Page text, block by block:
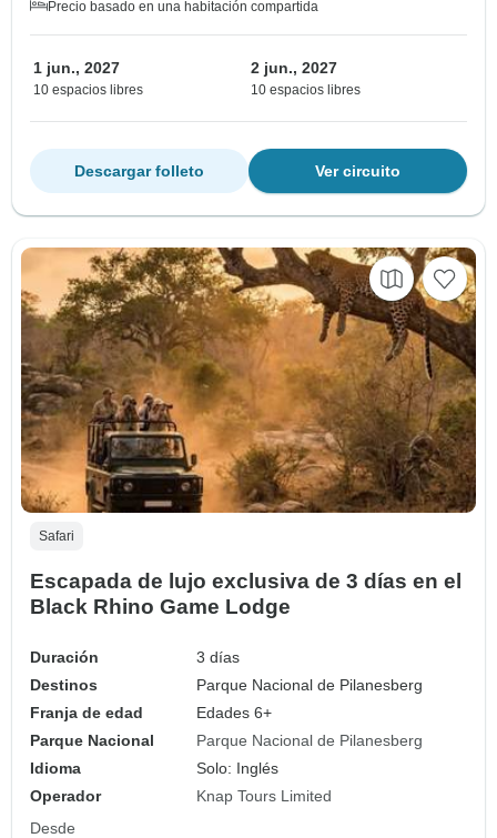
Precio basado en una habitación compartida
1 jun., 2027
10 espacios libres
2 jun., 2027
10 espacios libres
Ver circuito
Descargar folleto
Safari
Escapada de lujo exclusiva de 3 días en el
Black Rhino Game Lodge
Duración
3 días
Destinos
Parque Nacional de Pilanesberg
Franja de edad
Edades 6+
Parque Nacional
Parque Nacional de Pilanesberg
Idioma
Solo: Inglés
Operador
Knap Tours Limited
Desde